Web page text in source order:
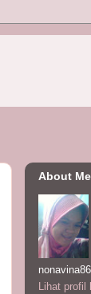
About Me
Lihat profil